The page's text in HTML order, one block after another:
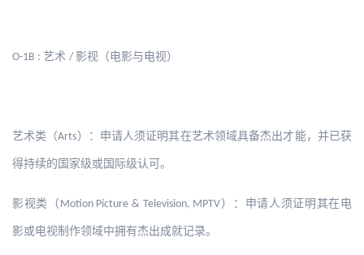
O-1B : 艺术 / 影视（电影与电视）
艺术类（Arts）：申请人须证明其在艺术领域具备杰出才能，并已获
得持续的国家级或国际级认可。
影视类（ Motion Picture & Television, MPTV）：申请人须证明其在电
影或电视制作领域中拥有杰出成就记录。